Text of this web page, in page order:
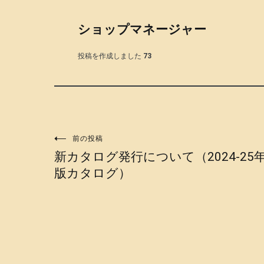
ショップマネージャー
投稿を作成しました 73
投
稿
前の投稿
新カタログ発行について（2024-25
版カタログ）